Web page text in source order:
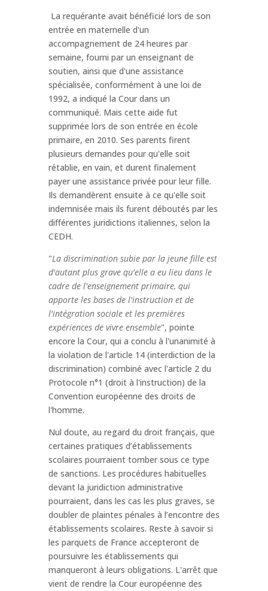
La requérante avait bénéficié lors de son
entrée en maternelle d'un
accompagnement de 24 heures par
semaine, fourni par un enseignant de
soutien, ainsi que d'une assistance
spécialisée, conformément à une loi de
1992, a indiqué la Cour dans un
communiqué. Mais cette aide fut
supprimée lors de son entrée en école
primaire, en 2010. Ses parents firent
plusieurs demandes pour qu'elle soit
rétablie, en vain, et durent finalement
payer une assistance privée pour leur fille.
Ils demandèrent ensuite à ce qu'elle soit
indemnisée mais ils furent déboutés par les
différentes juridictions italiennes, selon la
CEDH.
"La discrimination subie par la jeune fille est
d'autant plus grave qu'elle a eu lieu dans le
cadre de l'enseignement primaire, qui
apporte les bases de l'instruction et de
l'intégration sociale et les premières
expériences de vivre ensemble", pointe
encore la Cour, qui a conclu à l'unanimité à
la violation de l'article 14 (interdiction de la
discrimination) combiné avec l'article 2 du
Protocole n°1 (droit à l'instruction) de la
Convention européenne des droits de
l'homme.
Nul doute, au regard du droit français, que
certaines pratiques d’établissements
scolaires pourraient tomber sous ce type
de sanctions. Les procédures habituelles
devant la juridiction administrative
pourraient, dans les cas les plus graves, se
doubler de plaintes pénales à l’encontre des
établissements scolaires. Reste à savoir si
les parquets de France accepteront de
poursuivre les établissements qui
manqueront à leurs obligations. L'arrêt que
vient de rendre la Cour européenne des